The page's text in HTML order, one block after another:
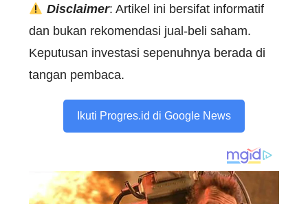
Disclaimer: Artikel ini bersifat informatif
dan bukan rekomendasi jual-beli saham.
Keputusan investasi sepenuhnya berada di
tangan pembaca.
Ikuti Progres.id di Google News